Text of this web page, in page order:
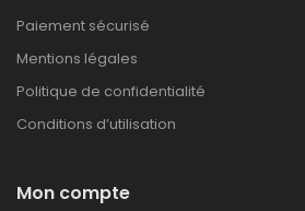
Paiement sécurisé
Mentions légales
Politique de confidentialité
Conditions d’utilisation
Mon compte